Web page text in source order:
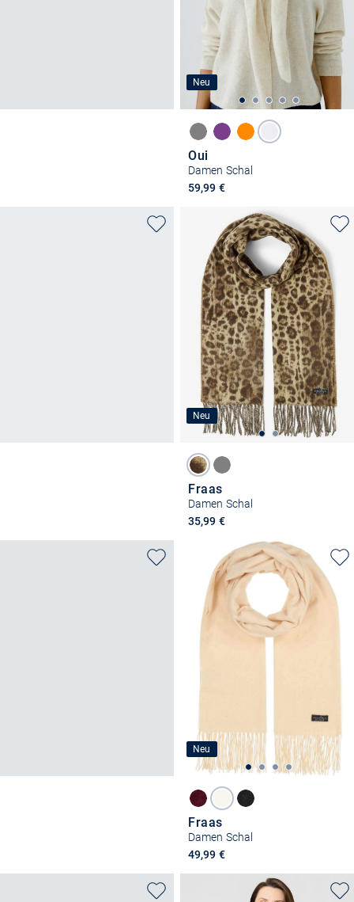
Neu
Oui
Damen Schal
59,99 €
Neu
Fraas
Damen Schal
35,99 €
Neu
Fraas
Damen Schal
49,99 €